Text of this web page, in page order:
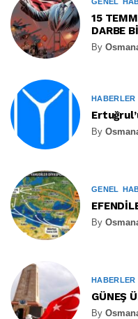
15
DARBE
By
HABERLER
By
GENEL
By
HABERLER
GÜNEŞ
By